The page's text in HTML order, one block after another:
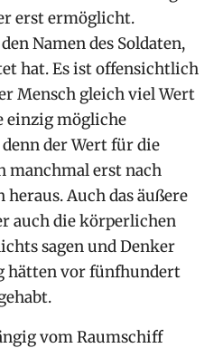
erst ermöglicht.
Namen des Soldaten,
hat. Es ist offensichtlich
Mensch gleich viel Wert
einzig mögliche
der Wert für die
manchmal erst nach
heraus. Auch das äußere
auch die körperlichen
sagen und Denker
hätten vor fünfhundert
vom Raumschiff